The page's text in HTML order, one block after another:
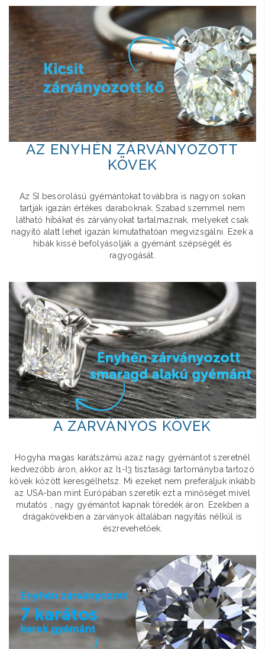
AZ ENYHÉN ZÁRVÁNYOZOTT
KÖVEK
Az SI besorolású gyémántokat továbbra is nagyon sokan
tartják igazán értékes daraboknak. Szabad szemmel nem
látható hibákat és zárványokat tartalmaznak, melyeket csak
nagyító alatt lehet igazán kimutathatóan megvizsgálni. Ezek a
hibák kissé befolyásolják a gyémánt szépségét és
ragyogását.
A ZÁRVÁNYOS KÖVEK
Hogyha magas karátszámú azaz nagy gyémántot szeretnél
kedvezőbb áron, akkor az I1-I3 tisztasági tartományba tartozó
kövek között keresgélhetsz. Mi ezeket nem preferáljuk inkább
az USA-ban mint Európában szeretik ezt a minőséget mivel
mutatós , nagy gyémántot kapnak töredék áron. Ezekben a
drágakövekben a zárványok általában nagyítás nélkül is
észrevehetőek.